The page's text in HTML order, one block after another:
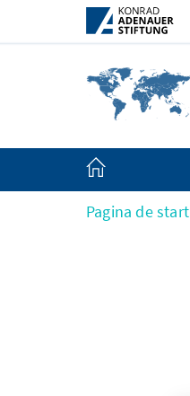
Skip to Main Content
Pagina de start